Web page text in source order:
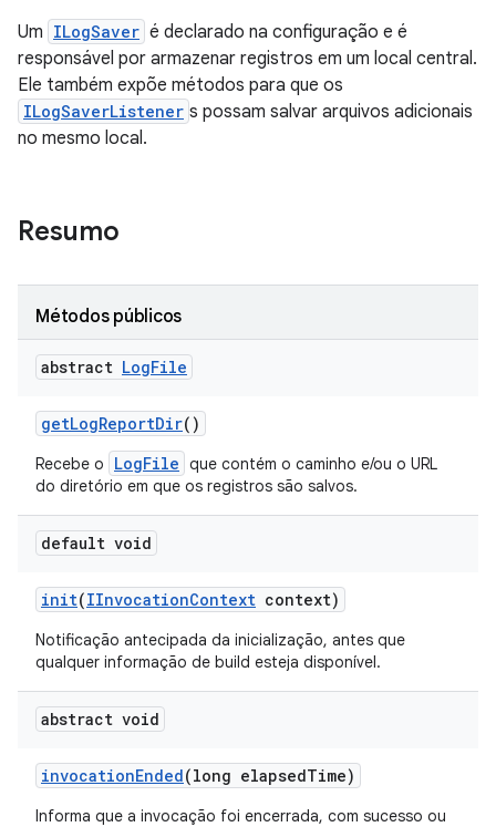
Um ILogSaver é declarado na configuração e é
responsável por armazenar registros em um local central.
Ele também expõe métodos para que os
ILogSaverListener s possam salvar arquivos adicionais
no mesmo local.
Resumo
Métodos públicos
abstract LogFile
getLogReportDir()
Recebe o LogFile que contém o caminho e/ou o URL
do diretório em que os registros são salvos.
default void
init(IInvocationContext context)
Notificação antecipada da inicialização, antes que
qualquer informação de build esteja disponível.
abstract void
invocationEnded(long elapsedTime)
Informa que a invocação foi encerrada, com sucesso ou